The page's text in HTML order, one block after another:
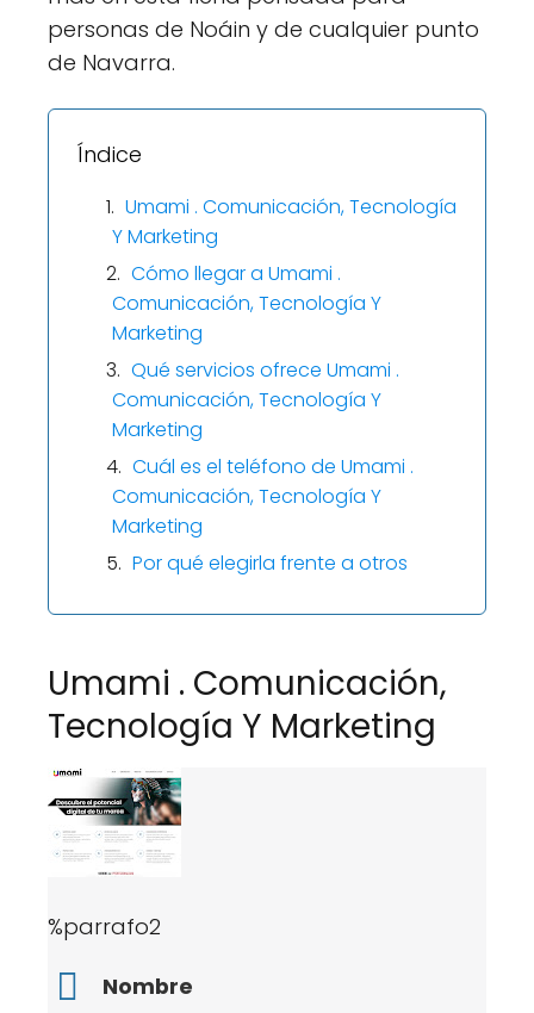
personas de Noáin y de cualquier punto
de Navarra.
Índice
Umami . Comunicación, Tecnología
Y Marketing
Cómo llegar a Umami .
Comunicación, Tecnología Y
Marketing
Qué servicios ofrece Umami .
Comunicación, Tecnología Y
Marketing
Cuál es el teléfono de Umami .
Comunicación, Tecnología Y
Marketing
Por qué elegirla frente a otros
Umami . Comunicación,
Tecnología Y Marketing
%parrafo2
Nombre